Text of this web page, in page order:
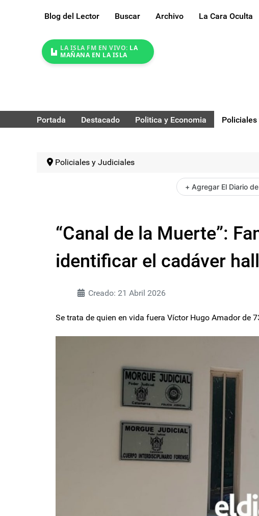
Blog del Lector Buscar Archivo La Cara Oculta
LA ISLA FM EN VIVO: LA
MAÑANA EN LA ISLA
Portada Destacado Politica y Economia
Policiales y Judiciales
+ Agregar El Diario
“Canal de la Muerte”:
identificar el cadáver
Creado: 21 Abril 2026
Se trata de quien en vida fuera Víctor Hugo Amador de